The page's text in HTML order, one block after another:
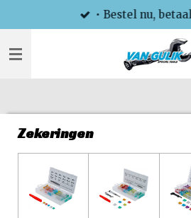
direct
naar
• Bestel nu,
Zekeringen